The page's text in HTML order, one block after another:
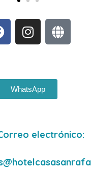
WhatsApp
electrónico: